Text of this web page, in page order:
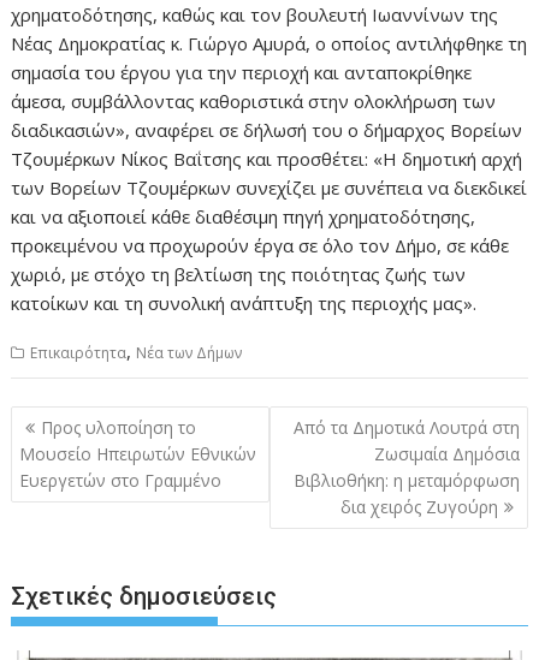
χρηματοδότησης, καθώς και τον βουλευτή Ιωαννίνων της
Νέας Δημοκρατίας κ. Γιώργο Αμυρά, ο οποίος αντιλήφθηκε τη
σημασία του έργου για την περιοχή και ανταποκρίθηκε
άμεσα, συμβάλλοντας καθοριστικά στην ολοκλήρωση των
διαδικασιών», αναφέρει σε δήλωσή του ο δήμαρχος Βορείων
Τζουμέρκων Νίκος Βαΐτσης και προσθέτει: «Η δημοτική αρχή
των Βορείων Τζουμέρκων συνεχίζει με συνέπεια να διεκδικεί
και να αξιοποιεί κάθε διαθέσιμη πηγή χρηματοδότησης,
προκειμένου να προχωρούν έργα σε όλο τον Δήμο, σε κάθε
χωριό, με στόχο τη βελτίωση της ποιότητας ζωής των
κατοίκων και τη συνολική ανάπτυξη της περιοχής μας».
Επικαιρότητα, Νέα των Δήμων
Πλοήγηση
άρθρων
Προς υλοποίηση το
Μουσείο Ηπειρωτών Εθνικών
Ευεργετών στο Γραμμένο
Από τα Δημοτικά Λουτρά στη
Ζωσιμαία Δημόσια
Βιβλιοθήκη: η μεταμόρφωση
δια χειρός Ζυγούρη
Σχετικές δημοσιεύσεις